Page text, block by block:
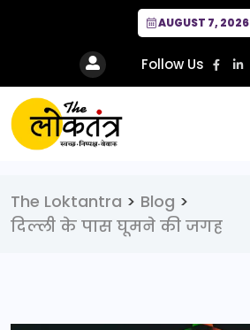
AUGUST 7, 2026
Follow Us
The Loktantra > Blog >
दिल्ली के पास घूमने की जगह